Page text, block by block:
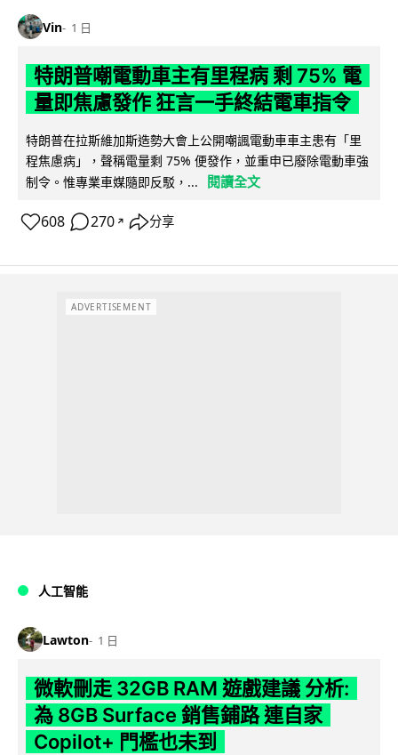
Vin 1 日
特朗普嘲電動車主有里程病 剩 75% 電
量即焦慮發作 狂言一手終結電車指令
特朗普在拉斯維加斯造勢大會上公開嘲諷電動車車主患有「里
程焦慮病」，聲稱電量剩 75% 便發作，並重申已廢除電動車強
制令。惟專業車媒隨即反駁，...
閱讀全文
608 270 ↗ 分享
ADVERTISEMENT
人工智能
Lawton 1 日
微軟刪走 32GB RAM 遊戲建議 分析:
為 8GB Surface 銷售鋪路 連自家
Copilot+ 門檻也未到